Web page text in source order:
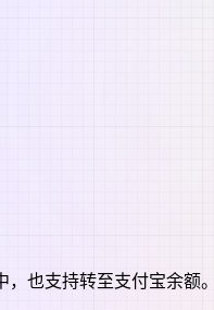
也支持转至支付宝余额。